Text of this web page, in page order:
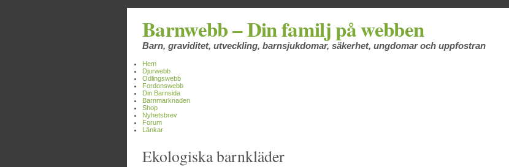
Barnwebb – Din familj på webben
Barn, graviditet, utveckling, barnsjukdomar, säkerhet, ungdomar och uppfostran
Hem
Djurwebb
Odlingswebb
Fordonswebb
Din Barnsida
Barnmarknaden
Shop
Nyhetsbrev
Forum
Länkar
Ekologiska barnkläder